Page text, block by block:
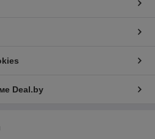
Deal.by